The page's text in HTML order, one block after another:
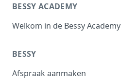
BESSY ACADEMY
Welkom in de Bessy Academy
BESSY
Afspraak aanmaken